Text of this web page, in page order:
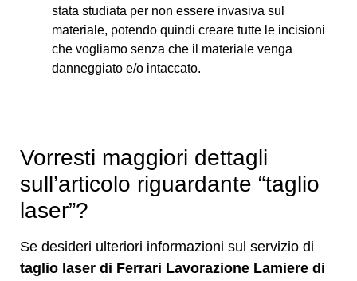
stata studiata per non essere invasiva sul
materiale, potendo quindi creare tutte le incisioni
che vogliamo senza che il materiale venga
danneggiato e/o intaccato.
Vorresti maggiori dettagli
sull’articolo riguardante “taglio
laser”?
Se desideri ulteriori informazioni sul servizio di
taglio laser di Ferrari Lavorazione Lamiere di